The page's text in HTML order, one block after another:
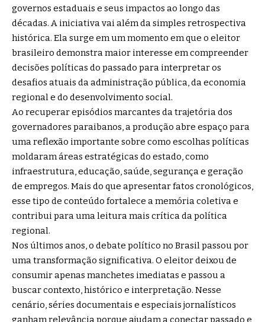
governos estaduais e seus impactos ao longo das
décadas. A iniciativa vai além da simples retrospectiva
histórica. Ela surge em um momento em que o eleitor
brasileiro demonstra maior interesse em compreender
decisões políticas do passado para interpretar os
desafios atuais da administração pública, da economia
regional e do desenvolvimento social.
Ao recuperar episódios marcantes da trajetória dos
governadores paraibanos, a produção abre espaço para
uma reflexão importante sobre como escolhas políticas
moldaram áreas estratégicas do estado, como
infraestrutura, educação, saúde, segurança e geração
de empregos. Mais do que apresentar fatos cronológicos,
esse tipo de conteúdo fortalece a memória coletiva e
contribui para uma leitura mais crítica da política
regional.
Nos últimos anos, o debate político no Brasil passou por
uma transformação significativa. O eleitor deixou de
consumir apenas manchetes imediatas e passou a
buscar contexto, histórico e interpretação. Nesse
cenário, séries documentais e especiais jornalísticos